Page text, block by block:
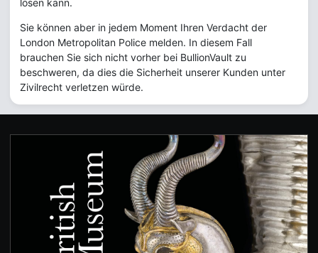
lösen kann.
Sie können aber in jedem Moment Ihren Verdacht der
London Metropolitan Police melden. In diesem Fall
brauchen Sie sich nicht vorher bei BullionVault zu
beschweren, da dies die Sicherheit unserer Kunden unter
Zivilrecht verletzen würde.